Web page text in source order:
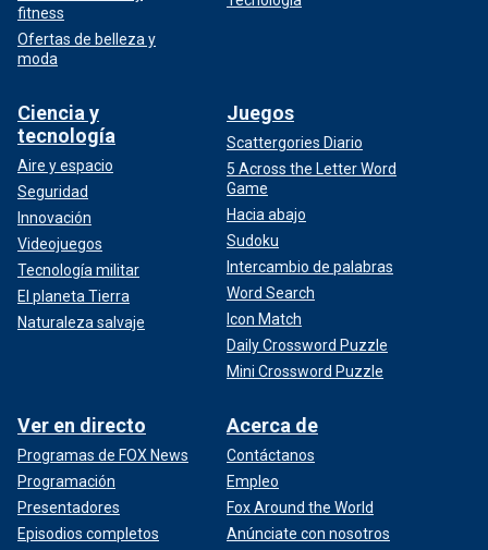
fitness
Ofertas de belleza y
moda
Ciencia y
tecnología
Aire y espacio
Seguridad
Innovación
Videojuegos
Tecnología militar
El planeta Tierra
Naturaleza salvaje
Juegos
Scattergories Diario
5 Across the Letter Word
Game
Hacia abajo
Sudoku
Intercambio de palabras
Word Search
Icon Match
Daily Crossword Puzzle
Mini Crossword Puzzle
Ver en directo
Programas de FOX News
Programación
Presentadores
Episodios completos
Acerca de
Contáctanos
Empleo
Fox Around the World
Anúnciate con nosotros